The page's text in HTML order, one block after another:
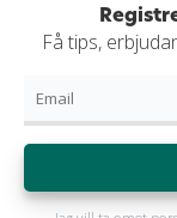
Få tips,